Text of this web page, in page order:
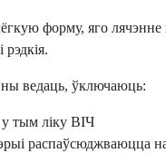
форму, яго
ведаць, ўключаюць:
тым ліку ВІЧ
распаўсюджваюцца